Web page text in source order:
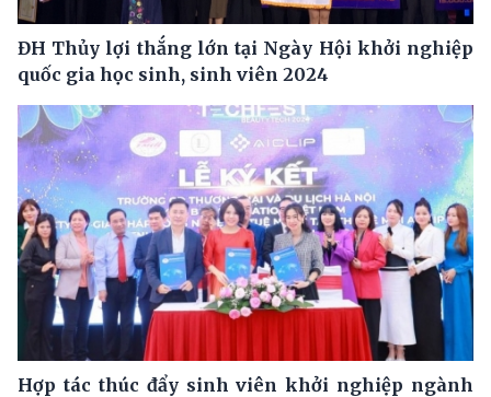
ĐH Thủy lợi thắng lớn tại Ngày Hội khởi nghiệp
quốc gia học sinh, sinh viên 2024
Hợp tác thúc đẩy sinh viên khởi nghiệp ngành